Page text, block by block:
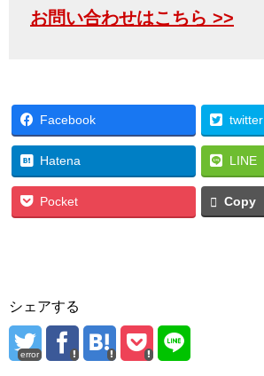
お問い合わせはこちら >>
Facebook twitter
Hatena LINE
Pocket Copy
シェアする
error